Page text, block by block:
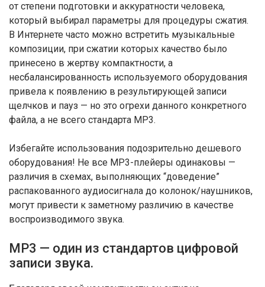
от степени подготовки и аккуратности человека,
который выбирал параметры для процедуры сжатия.
В Интернете часто можно встретить музыкальные
композиции, при сжатии которых качество было
принесено в жертву компактности, а
несбалансированность используемого оборудования
привела к появлению в результирующей записи
щелчков и пауз — но это огрехи данного конкретного
файла, а не всего стандарта МР3.
Избегайте использования подозрительно дешевого
оборудования! Не все МР3-плейеры одинаковы —
различия в схемах, выполняющих “доведение”
распакованного аудиосигнала до колонок/наушников,
могут привести к заметному различию в качестве
воспроизводимого звука.
MP3 — один из стандартов цифровой
записи звука.